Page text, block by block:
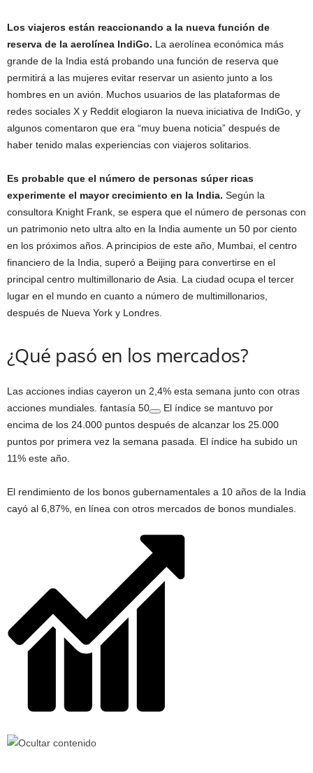
Los viajeros están reaccionando a la nueva función de
reserva de la aerolínea IndiGo. La aerolínea económica más
grande de la India está probando una función de reserva que
permitirá a las mujeres evitar reservar un asiento junto a los
hombres en un avión. Muchos usuarios de las plataformas de
redes sociales X y Reddit elogiaron la nueva iniciativa de IndiGo, y
algunos comentaron que era “muy buena noticia” después de
haber tenido malas experiencias con viajeros solitarios.
Es probable que el número de personas súper ricas
experimente el mayor crecimiento en la India. Según la
consultora Knight Frank, se espera que el número de personas con
un patrimonio neto ultra alto en la India aumente un 50 por ciento
en los próximos años. A principios de este año, Mumbai, el centro
financiero de la India, superó a Beijing para convertirse en el
principal centro multimillonario de Asia. La ciudad ocupa el tercer
lugar en el mundo en cuanto a número de multimillonarios,
después de Nueva York y Londres.
¿Qué pasó en los mercados?
Las acciones indias cayeron un 2,4% esta semana junto con otras
acciones mundiales. fantasía 50
El índice se mantuvo por
encima de los 24.000 puntos después de alcanzar los 25.000
puntos por primera vez la semana pasada. El índice ha subido un
11% este año.
El rendimiento de los bonos gubernamentales a 10 años de la India
cayó al 6,87%, en línea con otros mercados de bonos mundiales.